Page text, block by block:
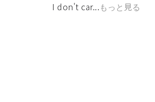
I don't car...もっと見る